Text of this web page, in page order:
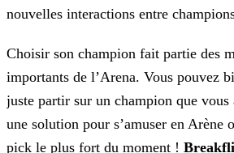
nouvelles interactions entre
Choisir son champion fait partie des
importants de l’Arena. Vous pouvez
juste partir sur un champion que vous
une solution pour s’amuser en Arène
pick le plus fort du moment !